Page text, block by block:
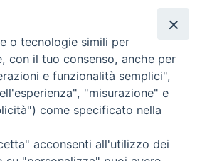
per la morte di S.E.R. Mons. Agostino
o tecnologie simili per
con il tuo consenso, anche per
e funzionalità semplici",
"misurazione" e
come specificato nella
acconsenti all'utilizzo dei